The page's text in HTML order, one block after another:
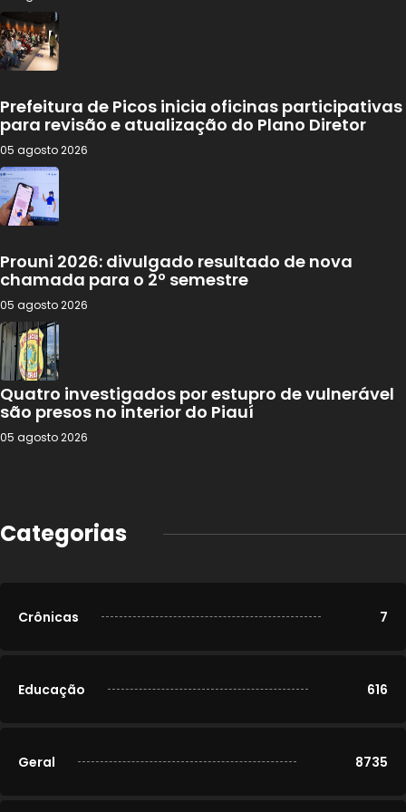
Prefeitura de Picos inicia oficinas participativas
para revisão e atualização do Plano Diretor
05 agosto 2026
Prouni 2026: divulgado resultado de nova
chamada para o 2º semestre
05 agosto 2026
Quatro investigados por estupro de vulnerável
são presos no interior do Piauí
05 agosto 2026
Categorias
Crônicas 7
Educação 616
Geral 8735